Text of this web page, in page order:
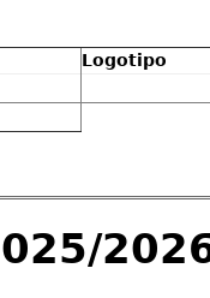
Logotipo